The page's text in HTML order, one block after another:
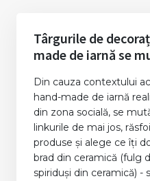
Târgurile de
made de iarnă se
Din cauza contextului
hand-made de iarnă
din zona socială, se
linkurile de mai jos,
produse și alege ce îți
brad din ceramică (fulg
spiriduși din ceramică) -